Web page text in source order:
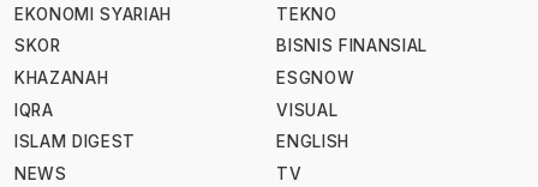
EKONOMI SYARIAH
SKOR
KHAZANAH
IQRA
ISLAM DIGEST
NEWS
TEKNO
BISNIS FINANSIAL
ESGNOW
VISUAL
ENGLISH
TV